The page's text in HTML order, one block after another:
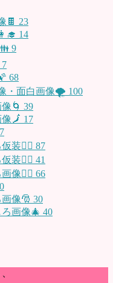
🍫 23
14
9
7
68
・面白画像🌪 100
🌀 39
🗾 17
装👯‍♂️ 87
装🧞‍♀️ 41
像🧛‍♂️ 66
像🎅 30
画像🎄 40